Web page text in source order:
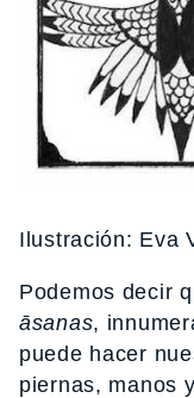
Ilustración: Eva
Podemos decir
āsanas,
puede hacer
piernas, manos